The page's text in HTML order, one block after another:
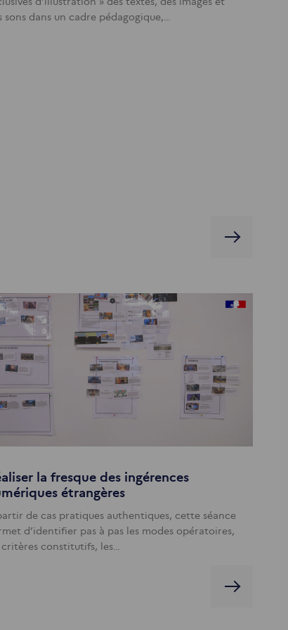
sons dans un cadre pédagogique,…
la fresque des ingérences
étrangères
de cas pratiques authentiques, cette séance
d’identifier pas à pas les modes opératoires,
critères constitutifs, les…